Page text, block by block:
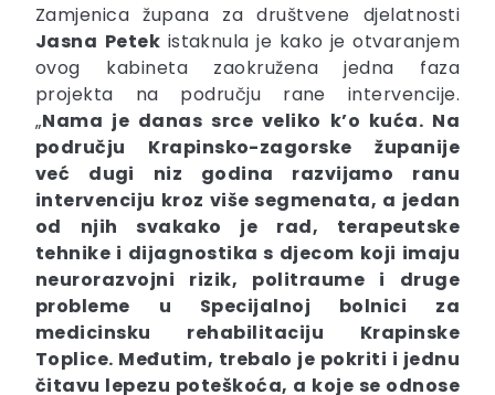
Zamjenica župana za društvene djelatnosti
Jasna Petek istaknula je kako je otvaranjem
ovog kabineta zaokružena jedna faza
projekta na području rane intervencije.
„Nama je danas srce veliko k’o kuća. Na
području Krapinsko-zagorske županije
već dugi niz godina razvijamo ranu
intervenciju kroz više segmenata, a jedan
od njih svakako je rad, terapeutske
tehnike i dijagnostika s djecom koji imaju
neurorazvojni rizik, politraume i druge
probleme u Specijalnoj bolnici za
medicinsku rehabilitaciju Krapinske
Toplice. Međutim, trebalo je pokriti i jednu
čitavu lepezu poteškoća, a koje se odnose